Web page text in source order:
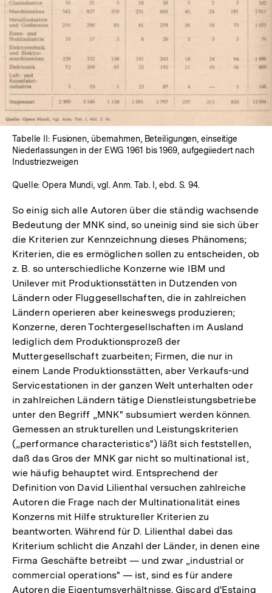
Tabelle II: Fusionen, übernahmen, Beteiligungen, einseitige
Niederlassungen in der EWG 1961 bis 1969, aufgegiiedert nach
Industriezweigen
Quelle: Opera Mundi, vgl. Anm. Tab. I, ebd. S. 94.
So einig sich alle Autoren über die ständig wachsende
Bedeutung der MNK sind, so uneinig sind sie sich über
die Kriterien zur Kennzeichnung dieses Phänomens;
Kriterien, die es ermöglichen sollen zu entscheiden, ob
z. B. so unterschiedliche Konzerne wie IBM und
Unilever mit Produktionsstätten in Dutzenden von
Ländern oder Fluggesellschaften, die in zahlreichen
Ländern operieren aber keineswegs produzieren;
Konzerne, deren Tochtergesellschaften im Ausland
lediglich dem Produktionsprozeß der
Muttergesellschaft zuarbeiten; Firmen, die nur in
einem Lande Produktionsstätten, aber Verkaufs-und
Servicestationen in der ganzen Welt unterhalten oder
in zahlreichen Ländern tätige Dienstleistungsbetriebe
unter den Begriff „MNK" subsumiert werden können.
Gemessen an strukturellen und Leistungskriterien
(„performance characteristics") läßt sich feststellen,
daß das Gros der MNK gar nicht so multinational ist,
wie häufig behauptet wird. Entsprechend der
Definition von David Lilienthal versuchen zahlreiche
Autoren die Frage nach der Multinationalität eines
Konzerns mit Hilfe struktureller Kriterien zu
beantworten. Während für D. Lilienthal dabei das
Kriterium schlicht die Anzahl der Länder, in denen eine
Firma Geschäfte betreibt — und zwar „industrial or
commercial operations" — ist, sind es für andere
Autoren die Eigentumsverhältnisse. Giscard d'Estaing